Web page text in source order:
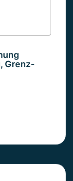
Grenz-